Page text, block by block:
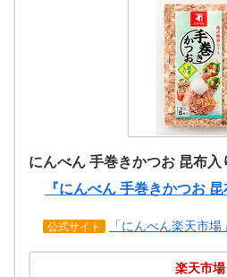
にんべん 手巻きかつお 昆布入
『にんべん 手巻きかつお 昆
公式サイト 「にんべん楽天市場」
楽天市場